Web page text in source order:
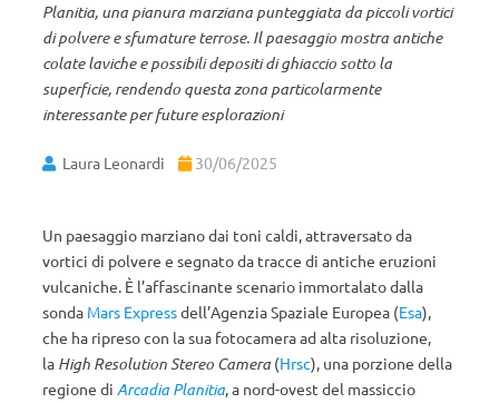
Planitia, una pianura marziana punteggiata da piccoli vortici
di polvere e sfumature terrose. Il paesaggio mostra antiche
colate laviche e possibili depositi di ghiaccio sotto la
superficie, rendendo questa zona particolarmente
interessante per future esplorazioni
Laura Leonardi 30/06/2025
Un paesaggio marziano dai toni caldi, attraversato da
vortici di polvere e segnato da tracce di antiche eruzioni
vulcaniche. È l’affascinante scenario immortalato dalla
sonda Mars Expressdell’Agenzia Spaziale Europea (Esa),
che ha ripreso con la sua fotocamera ad alta risoluzione,
la High Resolution Stereo Camera (Hrsc), una porzione della
regione di Arcadia Planitia, a nord-ovest del massiccio